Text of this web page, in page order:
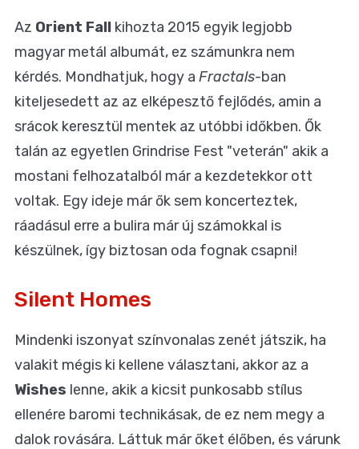
Az Orient Fall kihozta 2015 egyik legjobb
magyar metál albumát, ez számunkra nem
kérdés. Mondhatjuk, hogy a Fractals-ban
kiteljesedett az az elképesztő fejlődés, amin a
srácok keresztül mentek az utóbbi időkben. Ők
talán az egyetlen Grindrise Fest "veterán" akik a
mostani felhozatalból már a kezdetekkor ott
voltak. Egy ideje már ők sem koncerteztek,
ráadásul erre a bulira már új számokkal is
készülnek, így biztosan oda fognak csapni!
Silent Homes
Mindenki iszonyat színvonalas zenét játszik, ha
valakit mégis ki kellene választani, akkor az a
Wishes lenne, akik a kicsit punkosabb stílus
ellenére baromi technikásak, de ez nem megy a
dalok rovására. Láttuk már őket élőben, és várunk